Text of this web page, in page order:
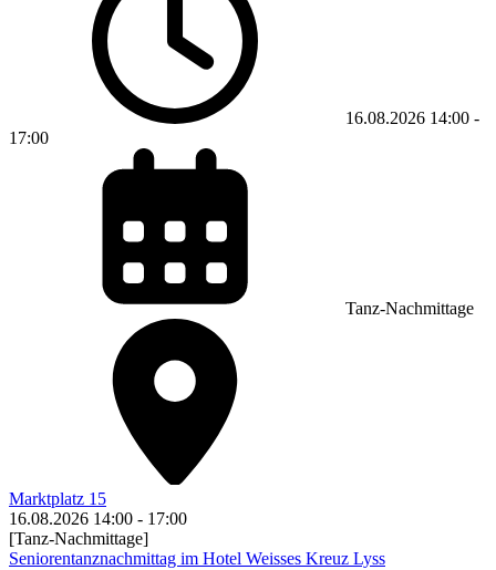
16.08.2026 14:00 -
17:00
Tanz-Nachmittage
Marktplatz 15
16.08.2026 14:00 - 17:00
[Tanz-Nachmittage]
Seniorentanznachmittag im Hotel Weisses Kreuz Lyss